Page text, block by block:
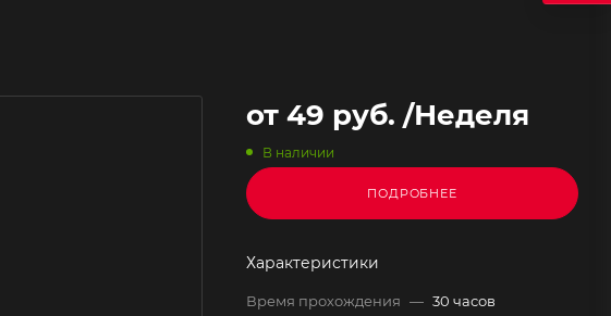
от 49 руб. /Неделя
В наличии
ПОДРОБНЕЕ
Характеристики
Время прохождения — 30 часов